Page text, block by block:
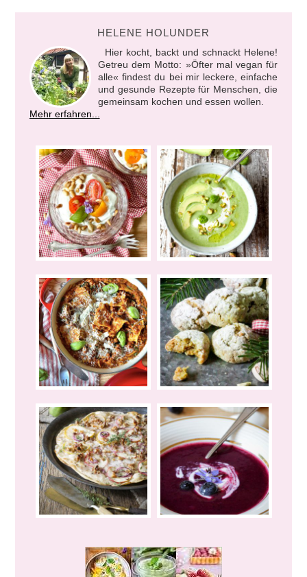
HELENE HOLUNDER
Hier kocht, backt und schnackt Helene!
Getreu dem Motto: »Öfter mal vegan für
alle« findest du bei mir leckere, einfache
und gesunde Rezepte für Menschen, die
gemeinsam kochen und essen wollen.
Mehr erfahren...